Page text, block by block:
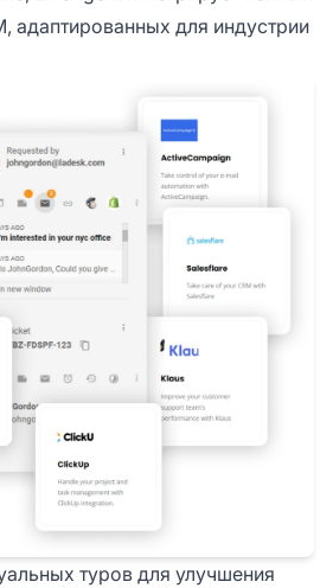
адаптированных для индустрии
туров для улучшения